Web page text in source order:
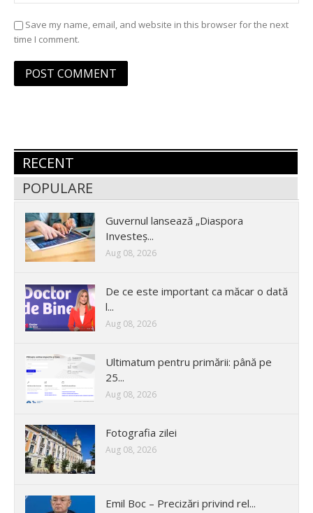
Save my name, email, and website in this browser for the next
time I comment.
RECENT
POPULARE
Guvernul lansează „Diaspora
Investeș...
Aug 08, 2026
De ce este important ca măcar o dată
l...
Aug 08, 2026
Ultimatum pentru primării: până pe
25...
Aug 08, 2026
Fotografia zilei
Aug 08, 2026
Emil Boc – Precizări privind rel...